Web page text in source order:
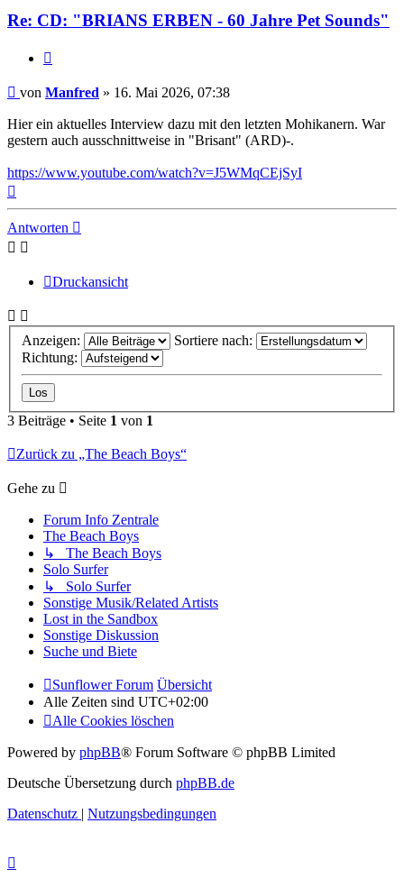
Re: CD: "BRIANS ERBEN - 60 Jahre Pet Sounds"
Beitrag
von Manfred » 16. Mai 2026, 07:38
Hier ein aktuelles Interview dazu mit den letzten Mohikanern. War
gestern auch ausschnittweise in "Brisant" (ARD)-.
https://www.youtube.com/watch?v=J5WMqCEjSyI
Antworten
Druckansicht
Anzeigen:
Sortiere nach:
Richtung:
3 Beiträge • Seite 1 von 1
Zurück zu „The Beach Boys“
Gehe zu
Forum Info Zentrale
The Beach Boys
↳ The Beach Boys
Solo Surfer
↳ Solo Surfer
Sonstige Musik/Related Artists
Lost in the Sandbox
Sonstige Diskussion
Suche und Biete
Sunflower Forum Übersicht
Alle Zeiten sind UTC+02:00
Alle Cookies löschen
Powered by phpBB® Forum Software © phpBB Limited
Deutsche Übersetzung durch phpBB.de
Datenschutz | Nutzungsbedingungen